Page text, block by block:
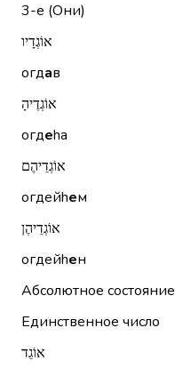
3-е (Они)
אוֹגְדָיו
огдав
אוֹגְדֶיהָ
огдеhа
אוֹגְדֵיהֶם
огдейhем
אוֹגְדֵיהֶן
огдейhен
Абсолютное состояние
Единственное число
אוֹגֵד